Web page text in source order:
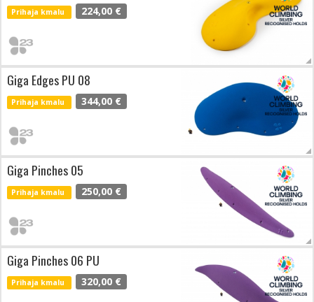
Prihaja kmalu 224,00 €
Giga Edges PU 08
Prihaja kmalu 344,00 €
Giga Pinches 05
Prihaja kmalu 250,00 €
Giga Pinches 06 PU
Prihaja kmalu 320,00 €